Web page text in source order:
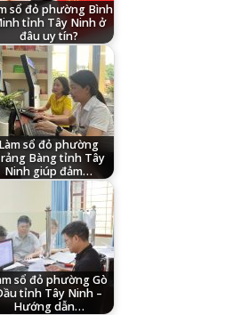
sổ đỏ phường Bình
tỉnh Tây Ninh ở
đâu uy tín?
Làm sổ đỏ phường
Bàng tỉnh Tây
Ninh giúp đảm…
sổ đỏ phường Gò
tỉnh Tây Ninh –
Hướng dẫn…